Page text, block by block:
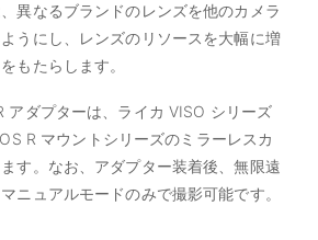
異なるブランドのレンズを他のカメラ
うにし、レンズのリソースを大幅に増
もたらします。
アダプターは、ライカ VISO シリーズ
R マウントシリーズのミラーレスカ
す。なお、アダプター装着後、無限遠
ニュアルモードのみで撮影可能です。